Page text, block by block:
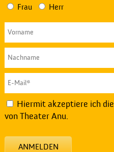
Frau Herr
Hiermit akzeptiere ich die
von Theater Anu.
ANMELDEN